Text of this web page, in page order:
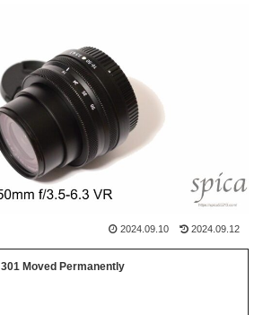
2024.09.10 2024.09.12
301 Moved Permanently